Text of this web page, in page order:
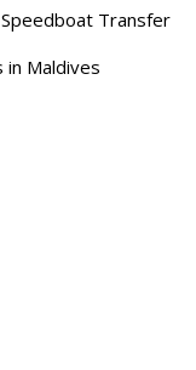
Transfer
Maldives